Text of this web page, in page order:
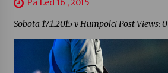
Pá Led 16 , 2015
Sobota 17.1.2015 v Humpolci Post Views: 0